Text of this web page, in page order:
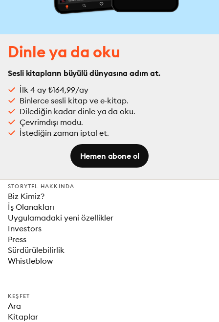
Dinle ya da oku
Sesli kitapların büyülü dünyasına adım at.
İlk 4 ay ₺164,99/ay
Binlerce sesli kitap ve e-kitap.
Dilediğin kadar dinle ya da oku.
Çevrimdışı modu.
İstediğin zaman iptal et.
Hemen abone ol
STORYTEL HAKKINDA
Biz Kimiz?
İş Olanakları
Uygulamadaki yeni özellikler
Investors
Press
Sürdürülebilirlik
Whistleblow
KEŞFET
Ara
Kitaplar